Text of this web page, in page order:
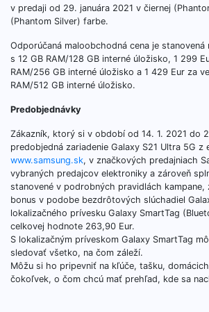
v predaji od 29. januára 2021 v čiernej
(Phantom Silver) farbe.
Odporúčaná maloobchodná cena je stanovená
s 12 GB RAM/128 GB interné úložisko, 1 299
RAM/256 GB interné úložisko a 1 429 Eur za
RAM/512 GB interné úložisko.
Predobjednávky
Zákazník, ktorý si v období od 14. 1. 2021 do
predobjedná zariadenie Galaxy S21 Ultra 5G z
www.samsung.sk, v značkových predajniach
vybraných predajcov elektroniky a zároveň
stanovené v podrobných pravidlách kampane,
bonus v podobe bezdrôtových slúchadiel
lokalizačného prívesku Galaxy SmartTag
celkovej hodnote 263,90 Eur.
S lokalizačným príveskom Galaxy SmartTag
sledovať všetko, na čom záleží.
Môžu si ho pripevniť na kľúče, tašku,
čokoľvek, o čom chcú mať prehľad, kde sa